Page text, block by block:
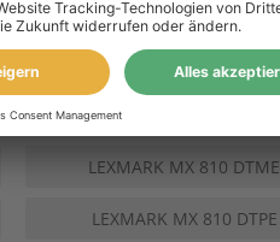
LEXMARK MX 810 DPE
LEXMARK MX 810 DTE
LEXMARK MX 810 DTFE
LEXMARK MX 810 DTME
LEXMARK MX 810 DTPE